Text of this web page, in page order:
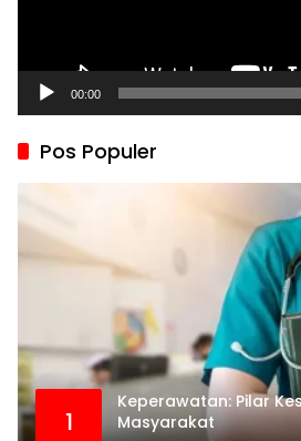
00:00
Pos Populer
1
Keperawatan: Pilar
Masyarakat